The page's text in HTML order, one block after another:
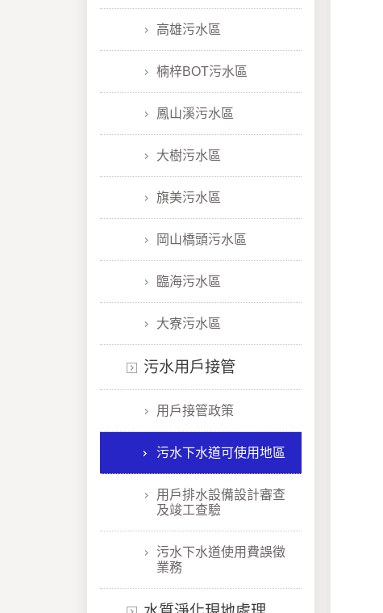
高雄污水區
楠梓BOT污水區
鳳山溪污水區
大樹污水區
旗美污水區
岡山橋頭污水區
臨海污水區
大寮污水區
污水用戶接管
用戶接管政策
污水下水道可使用地區
用戶排水設備設計審查
及竣工查驗
污水下水道使用費誤徵
業務